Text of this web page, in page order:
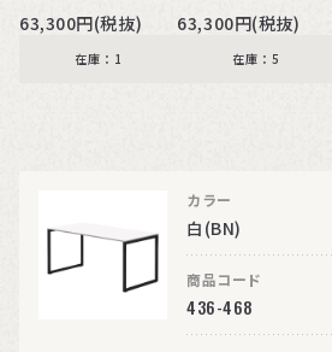
63,300円(税抜)
在庫：1
63,300円(税抜)
在庫：5
カラー
白(BN)
商品コード
436-468